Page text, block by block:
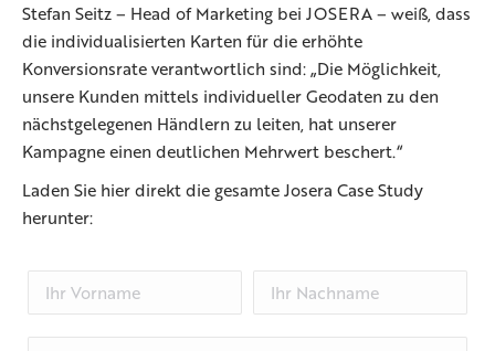
Stefan Seitz – Head of Marketing bei JOSERA – weiß, dass
die individualisierten Karten für die erhöhte
Konversionsrate verantwortlich sind: „Die Möglichkeit,
unsere Kunden mittels individueller Geodaten zu den
nächstgelegenen Händlern zu leiten, hat unserer
Kampagne einen deutlichen Mehrwert beschert.“
Laden Sie hier direkt die gesamte Josera Case Study
herunter: